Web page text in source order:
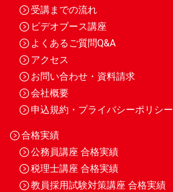
受講までの流れ
ビデオブース講座
よくあるご質問Q&A
アクセス
お問い合わせ・資料請求
会社概要
申込規約・プライバシーポリシー
合格実績
公務員講座 合格実績
税理士講座 合格実績
教員採用試験対策講座 合格実績